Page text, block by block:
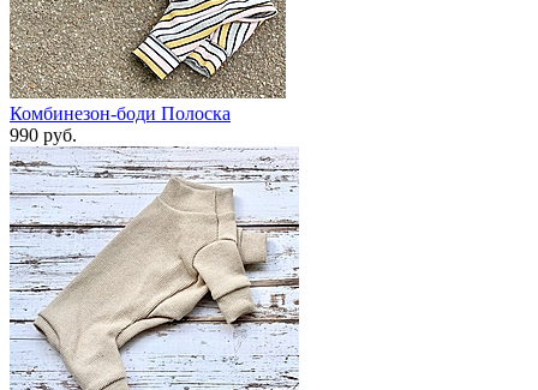
Комбинезон-боди Полоска
990 руб.